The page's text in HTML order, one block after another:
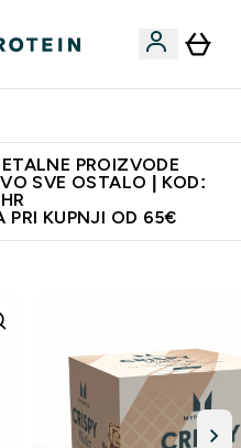
PROIZVODE
SVE OSTALO | KOD:
PRI KUPNJI OD 65€